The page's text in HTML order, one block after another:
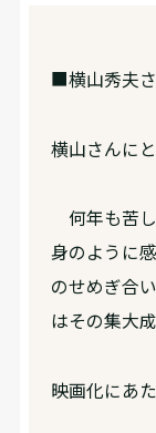
■横山秀夫
――横山さんに
何年も苦
身のように
のせめぎ合
はその集大
――映画化にあ